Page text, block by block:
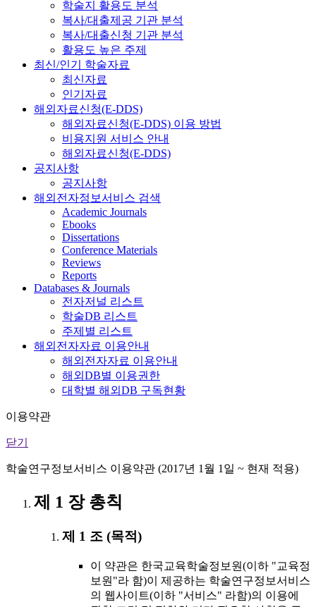
학술지 활용도 분석
복사/대출제공 기관 분석
복사/대출신청 기관 분석
활용도 높은 주제
최신/인기 학술자료
최신자료
인기자료
해외자료신청(E-DDS)
해외자료신청(E-DDS) 이용 방법
비용지원 서비스 안내
해외자료신청(E-DDS)
공지사항
공지사항
해외전자정보서비스 검색
Academic Journals
Ebooks
Dissertations
Conference Materials
Reviews
Reports
Databases & Journals
전자저널 리스트
학술DB 리스트
주제별 리스트
해외전자자료 이용안내
해외전자자료 이용안내
해외DB별 이용권한
대학별 해외DB 구독현황
이용약관
닫기
학술연구정보서비스 이용약관 (2017년 1월 1일 ~ 현재 적용)
제 1 장 총칙
제 1 조 (목적)
이 약관은 한국교육학술정보원(이하 "교육정
보원"라 함)이 제공하는 학술연구정보서비스
의 웹사이트(이하 "서비스" 라함)의 이용에